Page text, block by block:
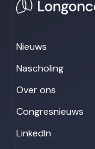
Nieuws
Nascholing
Over ons
Congresnieuws
LinkedIn